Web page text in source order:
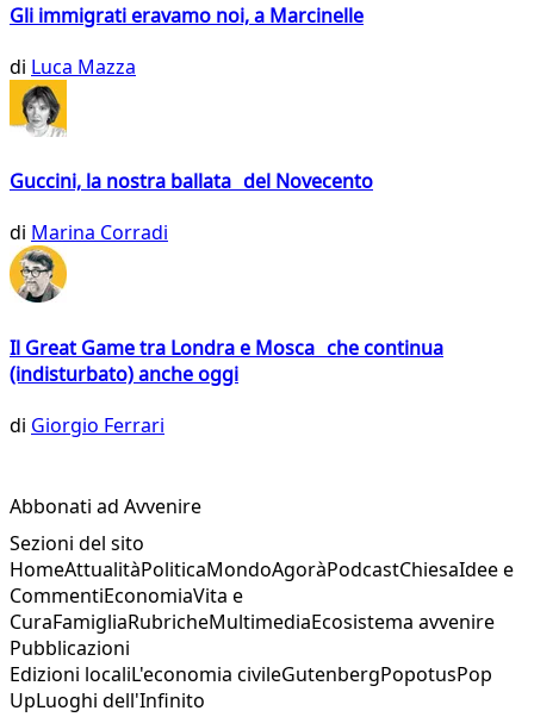
Gli immigrati eravamo noi, a Marcinelle
di Luca Mazza
Guccini, la nostra ballata del Novecento
di Marina Corradi
Il Great Game tra Londra e Mosca che continua
(indisturbato) anche oggi
di Giorgio Ferrari
Abbonati ad Avvenire
Sezioni del sito
HomeAttualitàPoliticaMondoAgoràPodcastChiesaIdee e
CommentiEconomiaVita e
CuraFamigliaRubricheMultimediaEcosistema avvenire
Pubblicazioni
Edizioni localiL'economia civileGutenbergPopotusPop
UpLuoghi dell'Infinito